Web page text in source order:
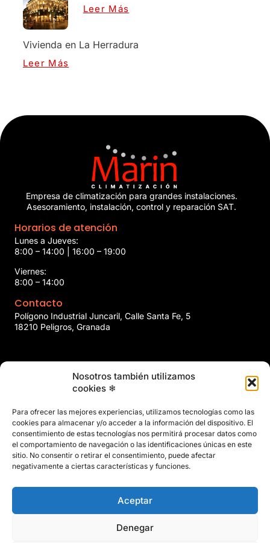
Nosotros también utilizamos
cookies ❄
Para ofrecer las mejores experiencias, utilizamos tecnologías como las
cookies para almacenar y/o acceder a la información del dispositivo. El
consentimiento de estas tecnologías nos permitirá procesar datos como
el comportamiento de navegación o las identificaciones únicas en este
sitio. No consentir o retirar el consentimiento, puede afectar
negativamente a ciertas características y funciones.
Aceptar
Denegar
Leer Más
Vivienda en La Herradura
Leer Más
Empresa de climatización para grandes instalaciones.
Asesoramiento, instalación, control y reparación SAT.
Horarios de atención
Lunes a Jueves:
8:00 – 14:00 | 16:00 – 19:00
Viernes:
8:00 – 14:00
Contacto
Polígono Industrial Juncaril, Calle Santa Fe, 5
18210 Peligros, Granada
marin@marinclimatizacion.com
el Trabajo
Aviso Legal
Privacidad
Políticas de Cookies